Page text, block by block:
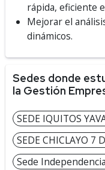
rápida, eficiente
Mejorar el
dinámicos.
Sedes donde
la Gestión
SEDE IQUITOS
SEDE CHICLAYO 7
Sede